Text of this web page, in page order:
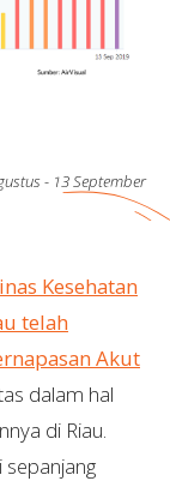
- 13 September
Kesehatan
telah
Akut
dalam hal
di Riau.
sepanjang